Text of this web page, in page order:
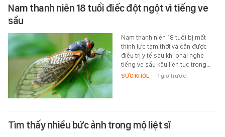
Nam thanh niên 18 tuổi điếc đột ngột vì tiếng ve
sầu
Nam thanh niên 18 tuổi bị mất
thính lực tạm thời và cần được
điều trị y tế sau khi phải nghe
tiếng ve sầu kêu liên tục trong…
SỨC KHỎE - 1 giờ trước
Tìm thấy nhiều bức ảnh trong mộ liệt sĩ